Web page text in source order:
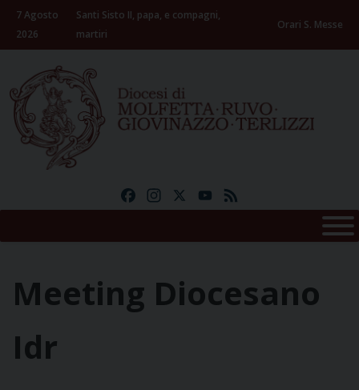
Skip
content
7 Agosto
2026
Santi Sisto II, papa, e compagni,
martiri
Orari S. Messe
FacebookInstagramYouTube
Meeting Diocesano
Idr